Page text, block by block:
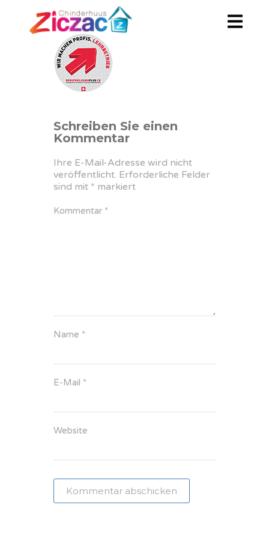
Schreiben Sie einen
Kommentar
Ihre E-Mail-Adresse wird nicht
veröffentlicht. Erforderliche Felder
sind mit * markiert
Kommentar *
Name *
E-Mail *
Website